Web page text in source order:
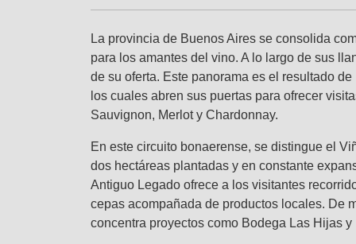
La provincia de Buenos Aires se consolida
para los amantes del vino. A lo largo de sus
de su oferta. Este panorama es el resultado
los cuales abren sus puertas para ofrecer
Sauvignon, Merlot y Chardonnay.
En este circuito bonaerense, se distingue el
dos hectáreas plantadas y en constante
Antiguo Legado ofrece a los visitantes
cepas acompañada de productos locales. De
concentra proyectos como Bodega Las Hijas